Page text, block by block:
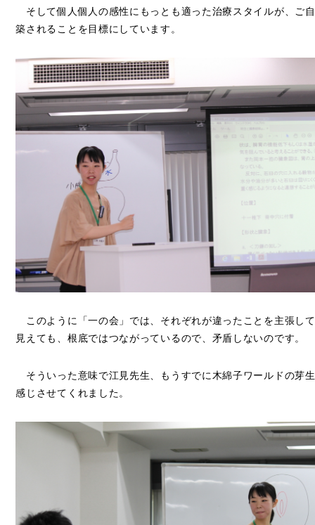
そして個人個人の感性にもっとも適った治療スタイルが、ご
築されることを目標にしています。
このように「一の会」では、それぞれが違ったことを主張し
見えても、根底ではつながっているので、矛盾しないのです。
そういった意味で江見先生、もうすでに木綿子ワールドの芽
感じさせてくれました。